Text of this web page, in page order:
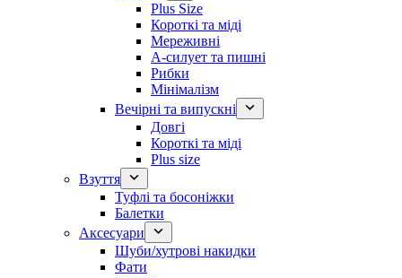
Plus Size
Короткі та міді
Мереживні
А-силует та пишні
Рибки
Мінімалізм
Вечірні та випускні
Довгі
Короткі та міді
Plus size
Взуття
Туфлі та босоніжки
Балетки
Аксесуари
Шуби/хутрові накидки
Фати